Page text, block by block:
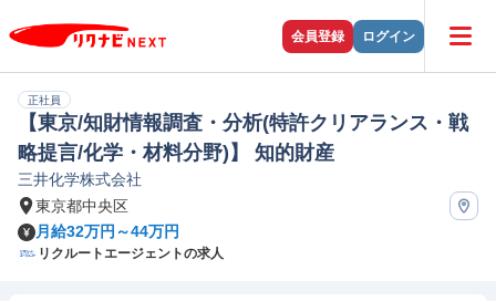
会員登録 ログイン
正社員
【東京/知財情報調査・分析(特許クリアランス・戦
略提言/化学・材料分野)】 知的財産
三井化学株式会社
東京都中央区
月給32万円～44万円
リクルートエージェントの求人